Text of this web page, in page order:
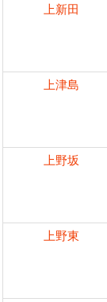
上新田
上津島
上野坂
上野東